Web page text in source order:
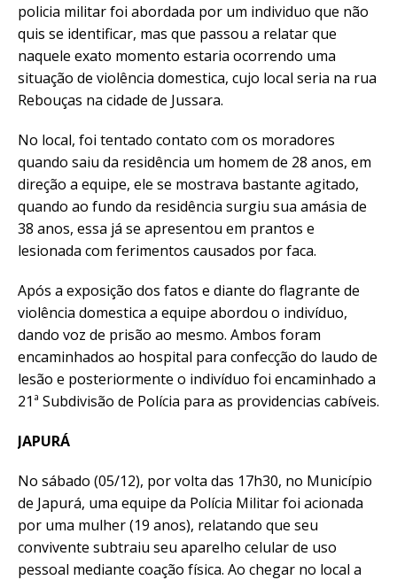
policia militar foi abordada por um individuo que não
quis se identificar, mas que passou a relatar que
naquele exato momento estaria ocorrendo uma
situação de violência domestica, cujo local seria na rua
Rebouças na cidade de Jussara.
No local, foi tentado contato com os moradores
quando saiu da residência um homem de 28 anos, em
direção a equipe, ele se mostrava bastante agitado,
quando ao fundo da residência surgiu sua amásia de
38 anos, essa já se apresentou em prantos e
lesionada com ferimentos causados por faca.
Após a exposição dos fatos e diante do flagrante de
violência domestica a equipe abordou o indivíduo,
dando voz de prisão ao mesmo. Ambos foram
encaminhados ao hospital para confecção do laudo de
lesão e posteriormente o indivíduo foi encaminhado a
21ª Subdivisão de Polícia para as providencias cabíveis.
JAPURÁ
No sábado (05/12), por volta das 17h30, no Município
de Japurá, uma equipe da Polícia Militar foi acionada
por uma mulher (19 anos), relatando que seu
convivente subtraiu seu aparelho celular de uso
pessoal mediante coação física. Ao chegar no local a